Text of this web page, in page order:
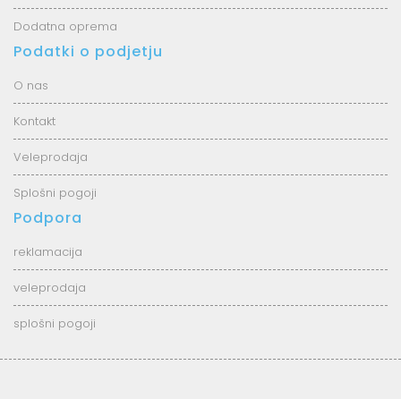
Dodatna oprema
Podatki o podjetju
O nas
Kontakt
Veleprodaja
Splošni pogoji
Podpora
reklamacija
veleprodaja
splošni pogoji